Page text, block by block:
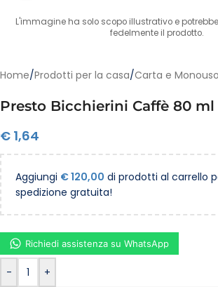
L'immagine ha solo scopo illustrativo e
fedelmente il prodotto.
Home/Prodotti per la casa/Carta e Monouso
Presto Bicchierini Caffè 80 ml
€ 1,64
Aggiungi €120,00 di prodotti al carrello
spedizione gratuita!
- +
Richiedi assistenza su WhatsApp